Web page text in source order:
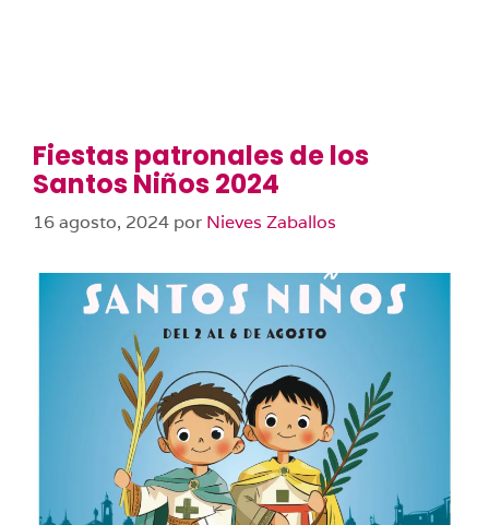
Fiestas patronales de los
Santos Niños 2024
16 agosto, 2024 por Nieves Zaballos